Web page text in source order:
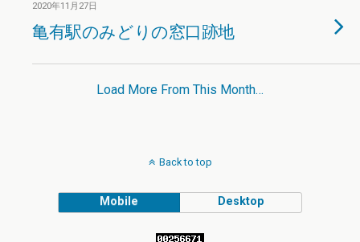
2020年11月27日
亀有駅のみどりの窓口跡地
Load More From This Month…
Back to top
Mobile Desktop